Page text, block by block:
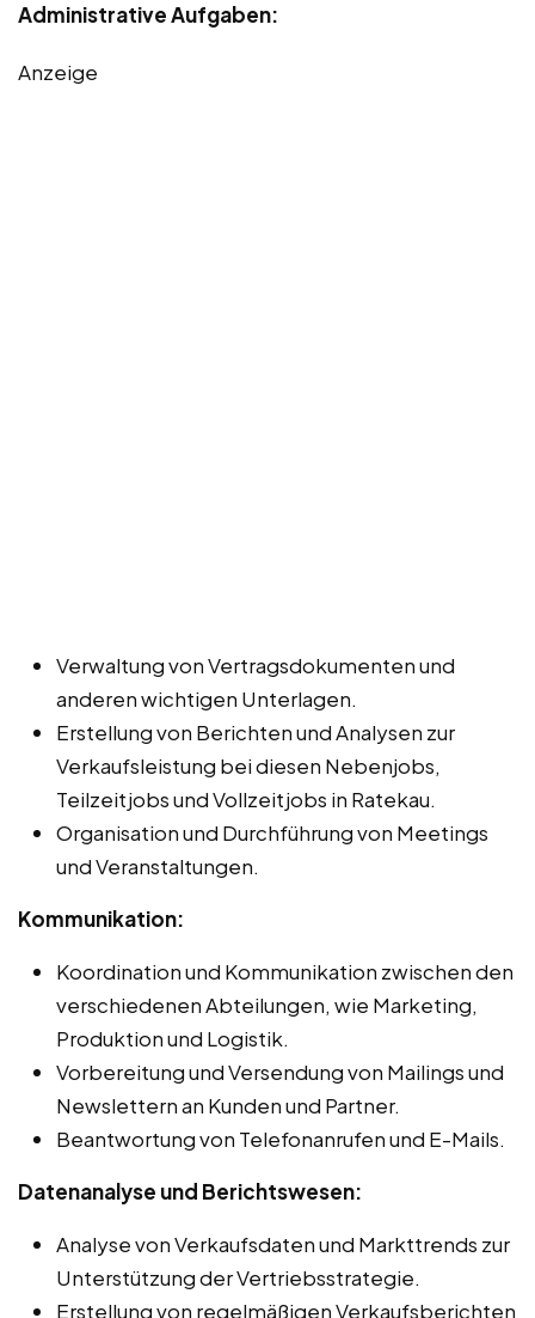
Administrative Aufgaben:
Anzeige
Verwaltung von Vertragsdokumenten und
anderen wichtigen Unterlagen.
Erstellung von Berichten und Analysen zur
Verkaufsleistung bei diesen Nebenjobs,
Teilzeitjobs und Vollzeitjobs in Ratekau.
Organisation und Durchführung von Meetings
und Veranstaltungen.
Kommunikation:
Koordination und Kommunikation zwischen den
verschiedenen Abteilungen, wie Marketing,
Produktion und Logistik.
Vorbereitung und Versendung von Mailings und
Newslettern an Kunden und Partner.
Beantwortung von Telefonanrufen und E-Mails.
Datenanalyse und Berichtswesen:
Analyse von Verkaufsdaten und Markttrends zur
Unterstützung der Vertriebsstrategie.
Erstellung von regelmäßigen Verkaufsberichten